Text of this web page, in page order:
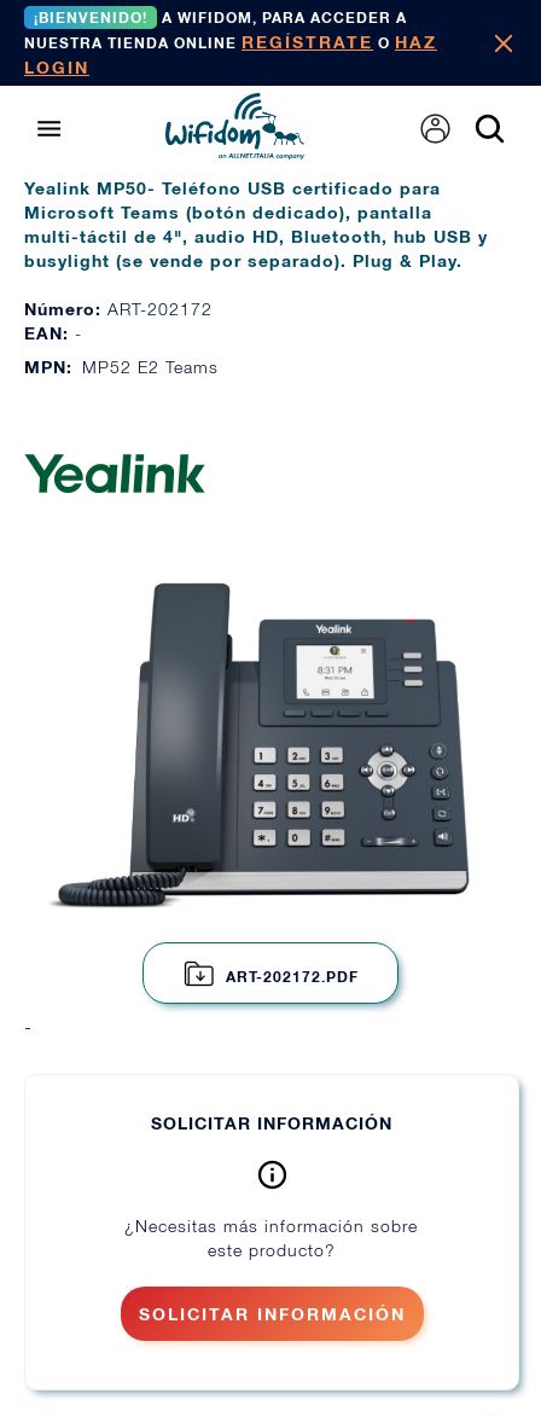
¡BIENVENIDO!
A WIFIDOM, PARA ACCEDER A
NUESTRA TIENDA ONLINE REGÍSTRATE O HAZ
LOGIN
Yealink MP50- Teléfono USB certificado para
Microsoft Teams (botón dedicado), pantalla
multi-táctil de 4", audio HD, Bluetooth, hub USB y
busylight (se vende por separado). Plug & Play.
Número: ART-202172
EAN: -
MPN:
MP52 E2 Teams
ART-202172.PDF
-
SOLICITAR INFORMACIÓN
¿Necesitas más información sobre
este producto?
SOLICITAR INFORMACIÓN